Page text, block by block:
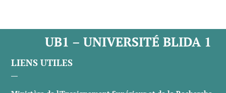
UB1 – UNIVERSITÉ BLIDA 1
LIENS UTILES